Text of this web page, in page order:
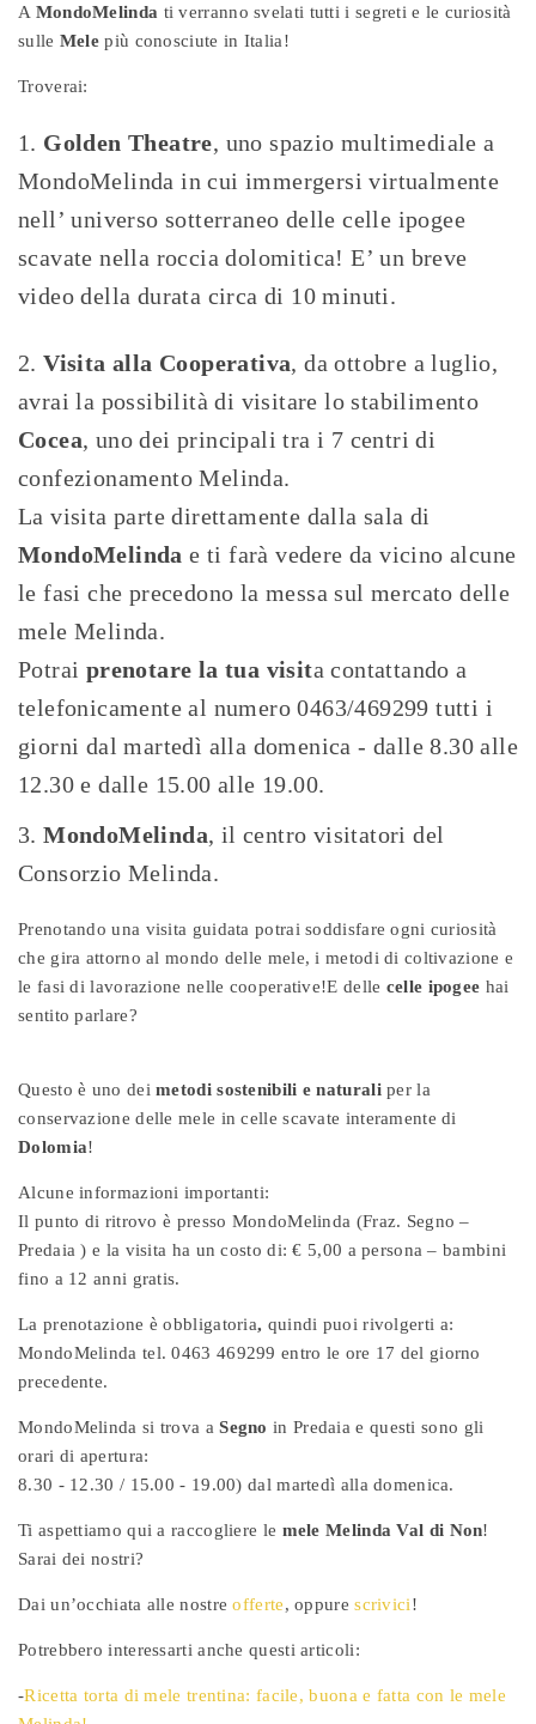
A MondoMelinda ti verranno svelati tutti i segreti e le curiosità
sulle Mele più conosciute in Italia!
Troverai:
Golden Theatre, uno spazio multimediale a
MondoMelinda in cui immergersi virtualmente
nell’ universo sotterraneo delle celle ipogee
scavate nella roccia dolomitica! E’ un breve
video della durata circa di 10 minuti.
Visita alla Cooperativa, da ottobre a luglio,
avrai la possibilità di visitare lo stabilimento
Cocea, uno dei principali tra i 7 centri di
confezionamento Melinda.
La visita parte direttamente dalla sala di
MondoMelinda e ti farà vedere da vicino alcune
le fasi che precedono la messa sul mercato delle
mele Melinda.
Potrai prenotare la tua visita contattando a
telefonicamente al numero 0463/469299 tutti i
giorni dal martedì alla domenica - dalle 8.30 alle
12.30 e dalle 15.00 alle 19.00.
MondoMelinda, il centro visitatori del
Consorzio Melinda.
Prenotando una visita guidata potrai soddisfare ogni curiosità
che gira attorno al mondo delle mele, i metodi di coltivazione e
le fasi di lavorazione nelle cooperative!E delle celle ipogee hai
sentito parlare?
Questo è uno deimetodi sostenibili e naturaliper la
conservazione delle mele in celle scavate interamente di
Dolomia!
Alcune informazioni importanti:
Il punto di ritrovo è presso MondoMelinda (Fraz. Segno –
Predaia ) e la visita ha un costo di: € 5,00 a persona – bambini
fino a 12 anni gratis.
La prenotazione è obbligatoria, quindi puoi rivolgerti a:
MondoMelinda tel. 0463 469299 entro le ore 17 del giorno
precedente.
MondoMelinda si trova aSegno in Predaia e questi sono gli
orari di apertura:
8.30 - 12.30 / 15.00 - 19.00) dal martedì alla domenica.
Ti aspettiamo qui a raccogliere le mele Melinda Val di Non!
Sarai dei nostri?
Dai un’occhiata alle nostreofferte, oppurescrivici!
Potrebbero interessarti anche questi articoli:
-Ricetta torta di mele trentina: facile, buona e fatta con le mele